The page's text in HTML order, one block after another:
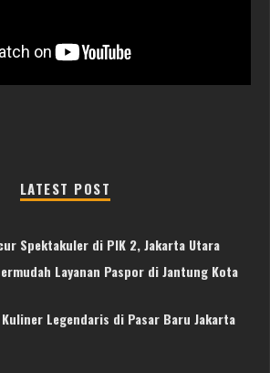
LATEST POST
Spektakuler di PIK 2, Jakarta Utara
Layanan Paspor di Jantung Kota
Legendaris di Pasar Baru Jakarta